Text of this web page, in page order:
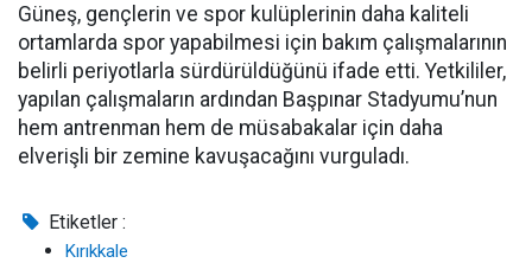
Güneş, gençlerin ve spor kulüplerinin daha kaliteli
ortamlarda spor yapabilmesi için bakım çalışmalarının
belirli periyotlarla sürdürüldüğünü ifade etti. Yetkililer,
yapılan çalışmaların ardından Başpınar Stadyumu’nun
hem antrenman hem de müsabakalar için daha
elverişli bir zemine kavuşacağını vurguladı.
Etiketler :
Kırıkkale